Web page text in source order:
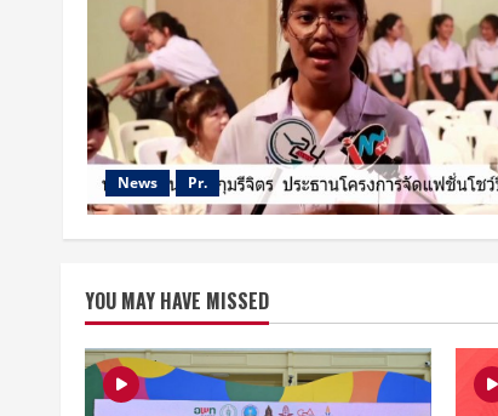
News Pr.
YOU MAY HAVE MISSED